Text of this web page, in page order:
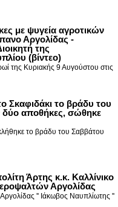
με ψυγεία αγροτικών
Αργολίδας -
της
(βίντεο)
της Κυριακής 9 Αυγούστου στις
Σκαφιδάκι το βράδυ του
αποθήκες, σώθηκε
το βράδυ του Σαββάτου
Άρτης κ.κ. Καλλίνικο
Αργολίδας
'' Ιάκωβος Ναυπλίωτης ''